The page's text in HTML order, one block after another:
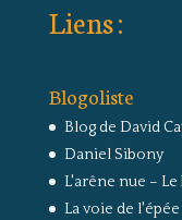
Liens :
Blogoliste
Blog de David
Daniel Sibony
L'arêne nue –
La voie de l'épée